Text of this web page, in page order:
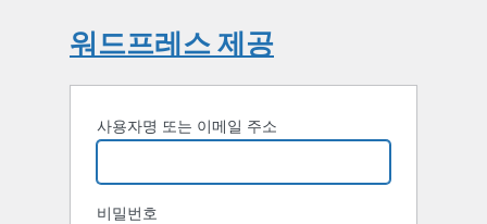
워드프레스 제공
사용자명 또는 이메일 주소
비밀번호